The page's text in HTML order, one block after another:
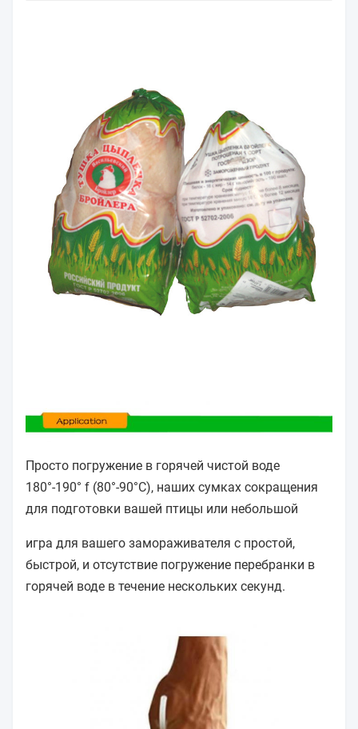
Просто погружение в горячей чистой воде
180°-190° f (80°-90°C), наших сумках сокращения
для подготовки вашей птицы или небольшой
игра для вашего замораживателя с простой,
быстрой, и отсутствие погружение перебранки в
горячей воде в течение нескольких секунд.